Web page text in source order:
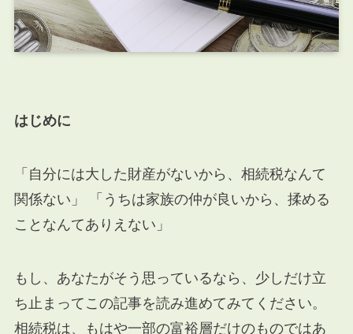
はじめに
「自分には大した財産がないから、相続税なんて
関係ない」 「うちは家族の仲が良いから、揉める
ことなんてありえない」
もし、あなたがそう思っているなら、少しだけ立
ち止まってこの記事を読み進めてみてください。
相続税は、もはや一部の富裕層だけのものではあ